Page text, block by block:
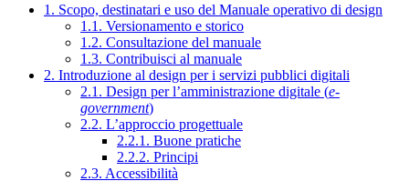
1. Scopo, destinatari e uso del Manuale operativo di design
1.1. Versionamento e storico
1.2. Consultazione del manuale
1.3. Contribuisci al manuale
2. Introduzione al design per i servizi pubblici digitali
2.1. Design per l’amministrazione digitale (e-
government)
2.2. L’approccio progettuale
2.2.1. Buone pratiche
2.2.2. Principi
2.3. Accessibilità